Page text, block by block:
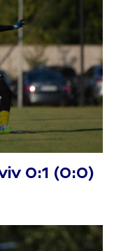
0:1 (0:0)